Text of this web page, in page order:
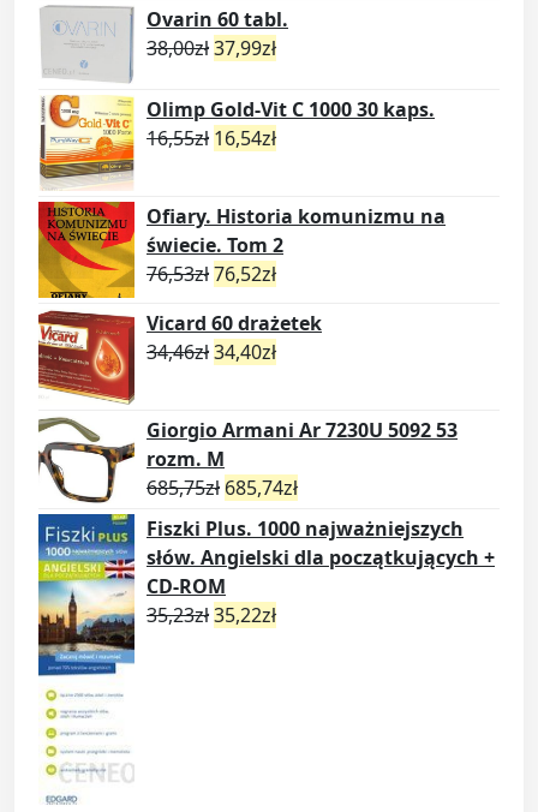
Ovarin 60 tabl.
38,00zł37,99zł
Olimp Gold-Vit C 1000 30 kaps.
16,55zł 16,54zł
Ofiary. Historia komunizmu na
świecie. Tom 2
76,53zł76,52zł
Vicard 60 drażetek
34,46zł34,40zł
Giorgio Armani Ar 7230U 5092 53
rozm. M
685,75zł 685,74zł
Fiszki Plus. 1000 najważniejszych
słów. Angielski dla początkujących +
CD-ROM
35,23zł35,22zł